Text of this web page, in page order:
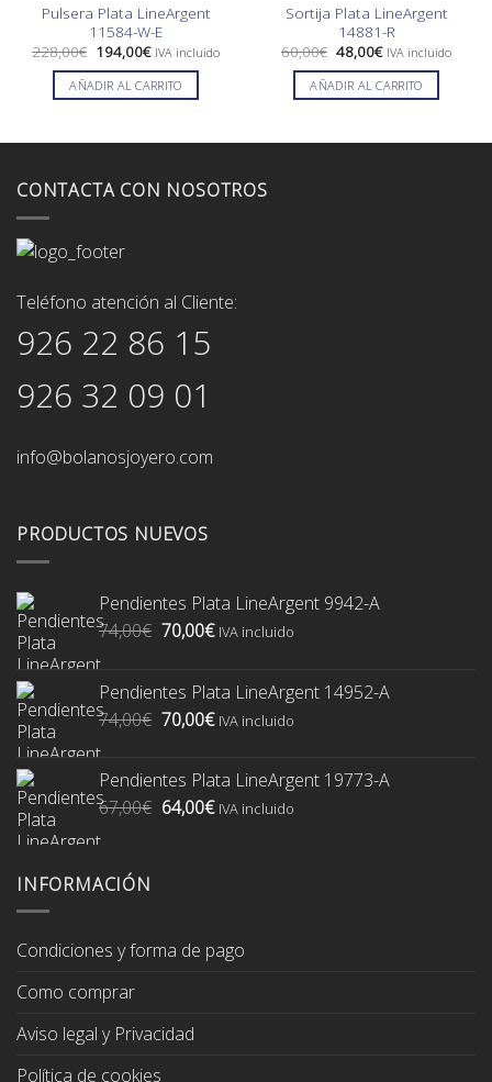
Pulsera Plata LineArgent
11584-W-E
228,00€ El
precio
original
era:
194,00€El
actual
es:
IVA incluido
AÑADIR AL CARRITO
Sortija Plata LineArgent
14881-R
60,00€ El
precio
original
era:
48,00€El
actual
es:
IVA incluido
AÑADIR AL CARRITO
CONTACTA CON NOSOTROS
Teléfono atención al Cliente:
926 22 86 15
926 32 09 01
info@bolanosjoyero.com
PRODUCTOS NUEVOS
Pendientes Plata LineArgent 9942-A
74,00€ El
era:
74,00€.
70,00€El
es:
70,00€.
IVA incluido
Pendientes Plata LineArgent 14952-A
74,00€ El
era:
74,00€.
70,00€El
es:
70,00€.
IVA incluido
Pendientes Plata LineArgent 19773-A
67,00€ El
64,00€ElIVA incluido
INFORMACIÓN
Condiciones y forma de pago
Como comprar
Aviso legal y Privacidad
Política de cookies